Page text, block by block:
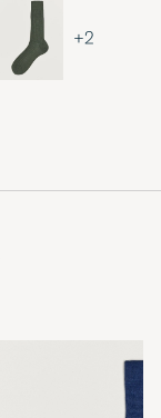
+2